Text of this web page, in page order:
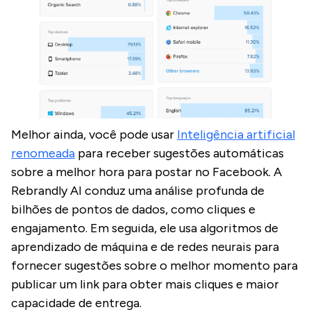
Melhor ainda, você pode usar Inteligência artificial
renomeada para receber sugestões automáticas
sobre a melhor hora para postar no Facebook. A
Rebrandly AI conduz uma análise profunda de
bilhões de pontos de dados, como cliques e
engajamento. Em seguida, ele usa algoritmos de
aprendizado de máquina e de redes neurais para
fornecer sugestões sobre o melhor momento para
publicar um link para obter mais cliques e maior
capacidade de entrega.